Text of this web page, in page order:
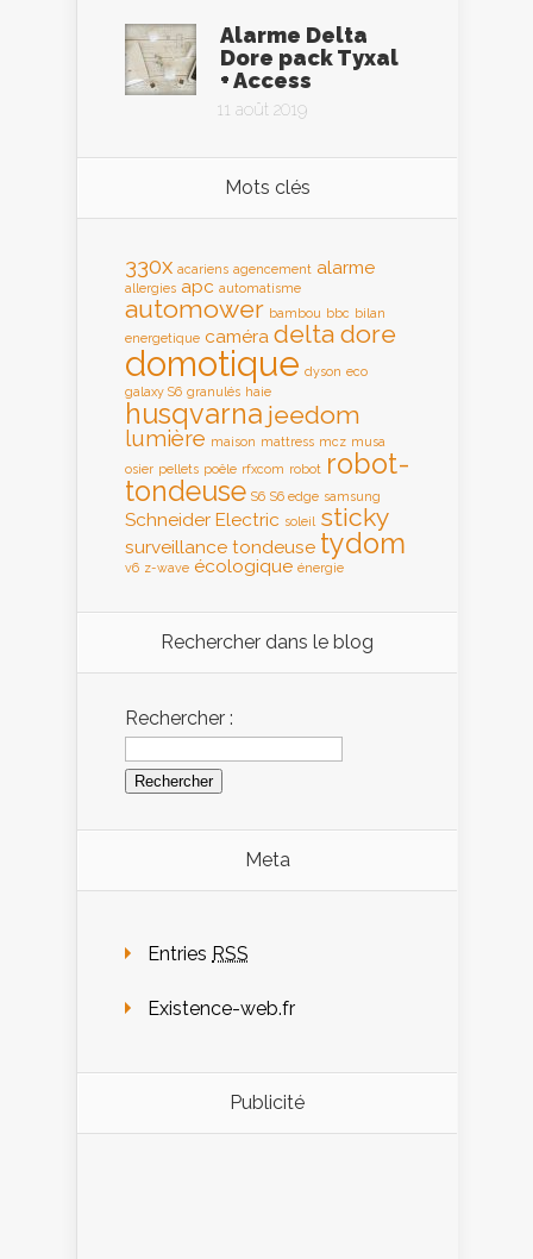
Alarme Delta
Dore pack Tyxal
+ Access
11 août 2019
Mots clés
330x acariens agencement alarme
allergies apc automatisme
automower bambou bbc bilan
energetique caméra delta dore
domotique dyson eco
galaxy S6 granulés haie
husqvarna jeedom
lumière maison mattress mcz musa
osier pellets poêle rfxcom robot robot-
tondeuse S6 S6 edge samsung
Schneider Electric soleil sticky
surveillance tondeuse tydom
v6 z-wave écologique énergie
Rechercher dans le blog
Rechercher :
Meta
Entries RSS
Existence-web.fr
Publicité